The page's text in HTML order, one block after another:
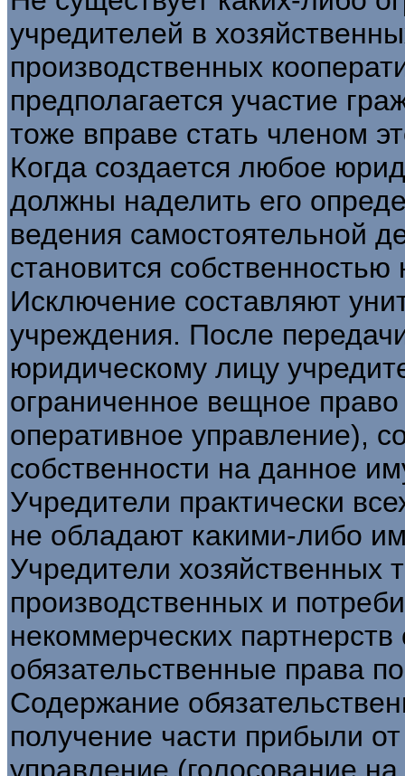
учредителей в
производственных
предполагается участие
тоже вправе стать членом
Когда создается любое
должны наделить его
ведения самостоятельной
становится
Исключение составляют
учреждения. После
юридическому лицу
ограниченное вещное
оперативное управление),
собственности на данное
Учредители практически
не обладают какими-либо
Учредители хозяйственных
производственных и
некоммерческих
обязательственные права
Содержание
получение части прибыли
управление (голосование